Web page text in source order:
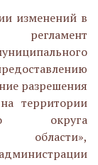
изменений в
разрешения
территории
округа